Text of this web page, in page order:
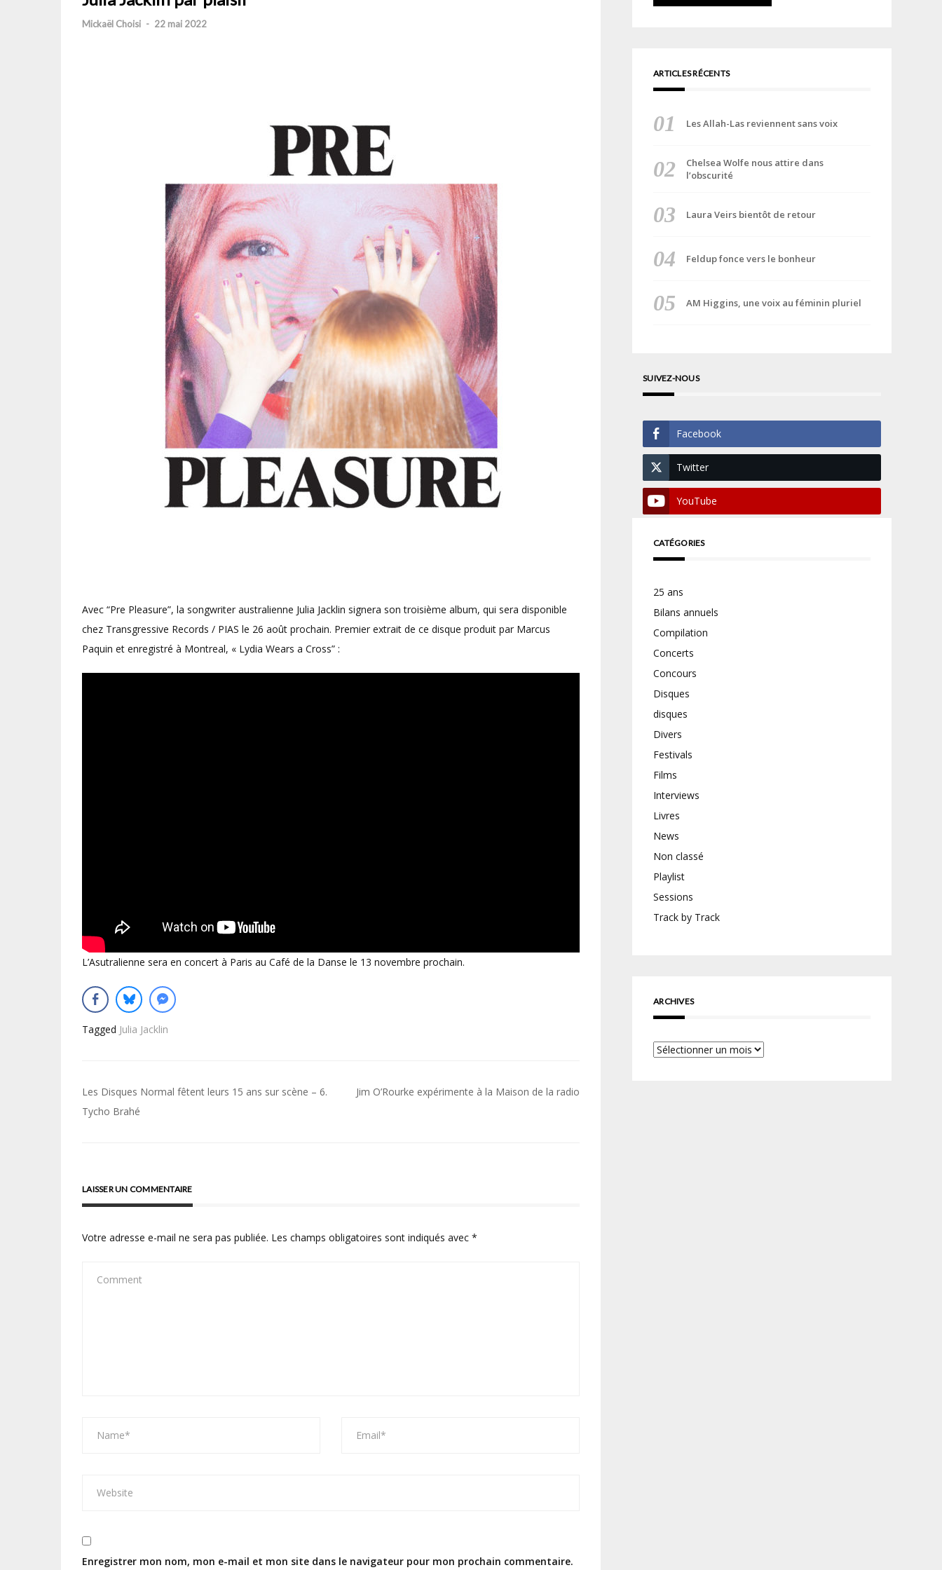
Mickaël Choisi - 22 mai 2022
Avec “Pre Pleasure”, la songwriter australienne Julia Jacklin signera son troisième album, qui sera disponible
chez Transgressive Records / PIAS le 26 août prochain. Premier extrait de ce disque produit par Marcus
Paquin et enregistré à Montreal, « Lydia Wears a Cross” :
L’Asutralienne sera en concert à Paris au Café de la Danse le 13 novembre prochain.
Tagged Julia Jacklin
Navigation
de
Les Disques Normal fêtent leurs 15 ans sur scène – 6.
Tycho Brahé
Jim O’Rourke expérimente à la Maison de la radio
LAISSER UN COMMENTAIRE
Votre adresse e-mail ne sera pas publiée. Les champs obligatoires sont indiqués avec *
Enregistrer mon nom, mon e-mail et mon site dans le navigateur pour mon prochain commentaire.
ARTICLES RÉCENTS
Les Allah-Las reviennent sans voix
Chelsea Wolfe nous attire dans
l’obscurité
Laura Veirs bientôt de retour
Feldup fonce vers le bonheur
AM Higgins, une voix au féminin pluriel
SUIVEZ-NOUS
Facebook
Twitter
YouTube
CATÉGORIES
25 ans
Bilans annuels
Compilation
Concerts
Concours
Disques
disques
Divers
Festivals
Films
Interviews
Livres
News
Non classé
Playlist
Sessions
Track by Track
ARCHIVES
Archives